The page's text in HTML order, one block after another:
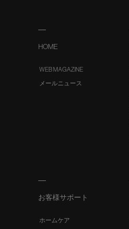
HOME
WEB MAGAZINE
メールニュース
お客様サポート
ホームケア